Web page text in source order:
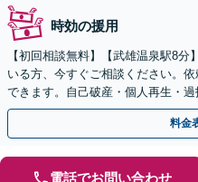
時効の援用
【初回相談無料】【武雄温泉駅8
いる方、今すぐご相談ください。
できます。自己破産・個人再生・過
賀・長崎）に根ざした弁護士が借
料金
電話でお問い合わせ